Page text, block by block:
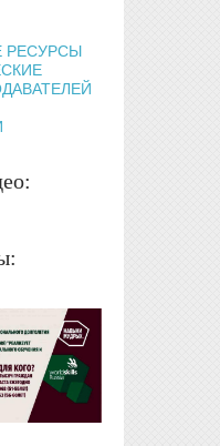
РЕСУРСЫ